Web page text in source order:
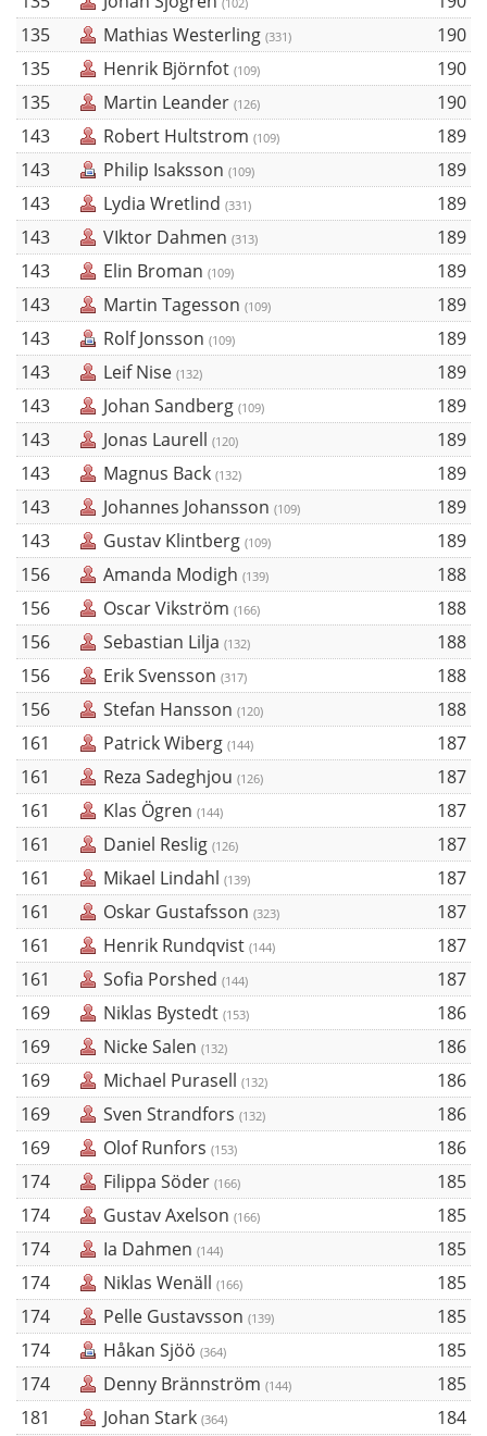
135
Mathias Westerling (331)
190
135
Henrik Björnfot (109)
190
135
Martin Leander (126)
190
143
Robert Hultstrom (109)
189
143
Philip Isaksson (109)
189
143
Lydia Wretlind (331)
189
143
VIktor Dahmen (313)
189
143
Elin Broman (109)
189
143
Martin Tagesson (109)
189
143
Rolf Jonsson (109)
189
143
Leif Nise (132)
189
143
Johan Sandberg (109)
189
143
Jonas Laurell (120)
189
143
Magnus Back (132)
189
143
Johannes Johansson (109)
189
143
Gustav Klintberg (109)
189
156
Amanda Modigh (139)
188
156
Oscar Vikström (166)
188
156
Sebastian Lilja (132)
188
156
Erik Svensson (317)
188
156
Stefan Hansson (120)
188
161
Patrick Wiberg (144)
187
161
Reza Sadeghjou (126)
187
161
Klas Ögren (144)
187
161
Daniel Reslig (126)
187
161
Mikael Lindahl (139)
187
161
Oskar Gustafsson (323)
187
161
Henrik Rundqvist (144)
187
161
Sofia Porshed (144)
187
169
Niklas Bystedt (153)
186
169
Nicke Salen (132)
186
169
Michael Purasell (132)
186
169
Sven Strandfors (132)
186
169
Olof Runfors (153)
186
174
Filippa Söder (166)
185
174
Gustav Axelson (166)
185
174
Ia Dahmen (144)
185
174
Niklas Wenäll (166)
185
174
Pelle Gustavsson (139)
185
174
Håkan Sjöö (364)
185
174
Denny Brännström (144)
185
181
Johan Stark (364)
184